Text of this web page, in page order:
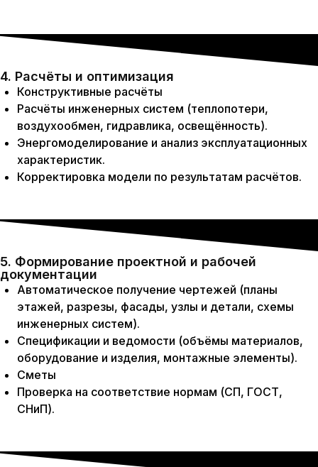
4. Расчёты и оптимизация
Конструктивные расчёты
Расчёты инженерных систем (теплопотери,
воздухообмен, гидравлика, освещённость).
Энергомоделирование и анализ эксплуатационных
характеристик.
Корректировка модели по результатам расчётов.
5. Формирование проектной и рабочей
документации
Автоматическое получение чертежей (планы
этажей, разрезы, фасады, узлы и детали, схемы
инженерных систем).
Спецификации и ведомости (объёмы материалов,
оборудование и изделия, монтажные элементы).
Сметы
Проверка на соответствие нормам (СП, ГОСТ,
СНиП).